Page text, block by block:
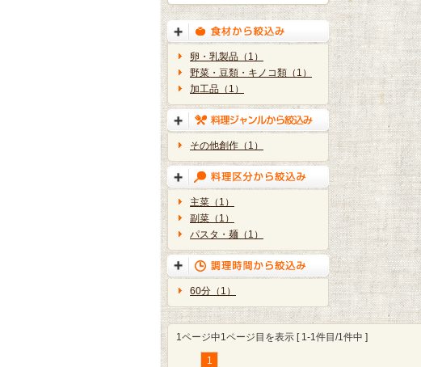
卵・乳製品（1）
野菜・豆類・キノコ類（1）
加工品（1）
その他創作（1）
主菜（1）
副菜（1）
パスタ・麺（1）
60分（1）
1ページ中1ページ目を表示 [ 1-1件目/1件中 ]
1